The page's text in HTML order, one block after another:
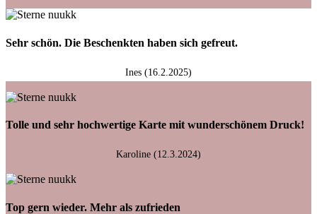
Sehr schön. Die Beschenkten haben sich gefreut.
Ines (16.2.2025)
Tolle und sehr hochwertige Karte mit wunderschönem Druck!
Karoline (12.3.2024)
Top gern wieder. Mehr als zufrieden